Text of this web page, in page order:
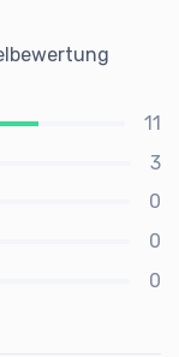
11
3
0
0
0